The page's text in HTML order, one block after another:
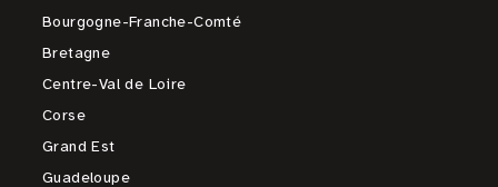
Bourgogne-Franche-Comté
Bretagne
Centre-Val de Loire
Corse
Grand Est
Guadeloupe